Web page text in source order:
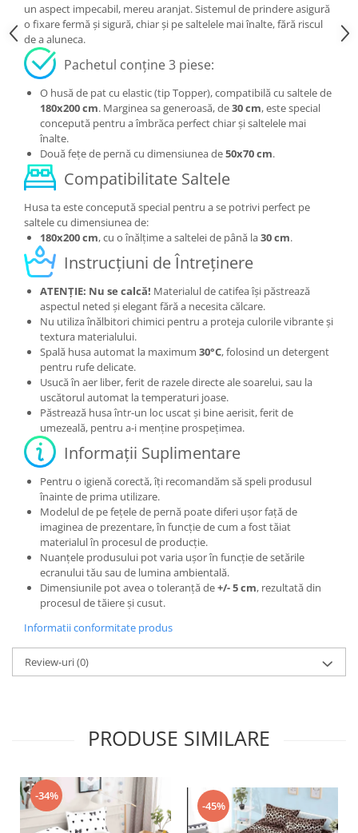
un aspect impecabil, mereu aranjat. Sistemul de prindere asigură
o fixare fermă și sigură, chiar și pe saltelele mai înalte, fără riscul
de a aluneca.
Pachetul conține 3 piese:
O husă de pat cu elastic (tip Topper), compatibilă cu saltele de
180x200 cm. Marginea sa generoasă, de30 cm, este special
concepută pentru a îmbrăca perfect chiar și saltelele mai
înalte.
Două fețe de pernă cu dimensiunea de50x70 cm.
Compatibilitate Saltele
Husa ta este concepută special pentru a se potrivi perfect pe
saltele cu dimensiunea de:
180x200 cm, cu o înălțime a saltelei de până la30 cm.
Instrucțiuni de Întreținere
ATENȚIE: Nu se calcă! Materialul de catifea își păstrează
aspectul neted și elegant fără a necesita călcare.
Nu utiliza înălbitori chimici pentru a proteja culorile vibrante și
textura materialului.
Spală husa automat la maximum 30°C, folosind un detergent
pentru rufe delicate.
Usucă în aer liber, ferit de razele directe ale soarelui, sau la
uscătorul automat la temperaturi joase.
Păstrează husa într-un loc uscat și bine aerisit, ferit de
umezeală, pentru a-i menține prospețimea.
Informații Suplimentare
Pentru o igienă corectă, îți recomandăm să speli produsul
înainte de prima utilizare.
Modelul de pe fețele de pernă poate diferi ușor față de
imaginea de prezentare, în funcție de cum a fost tăiat
materialul în procesul de producție.
Nuanțele produsului pot varia ușor în funcție de setările
ecranului tău sau de lumina ambientală.
Dimensiunile pot avea o toleranță de+/- 5 cm, rezultată din
procesul de tăiere și cusut.
Informatii conformitate produs
Review-uri(0)
PRODUSE SIMILARE
-34%
-45%